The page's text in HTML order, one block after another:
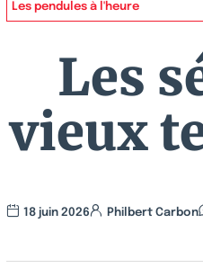
Les pendules à l'heure
Les
vieux
18 juin 2026 Philbert Carbon